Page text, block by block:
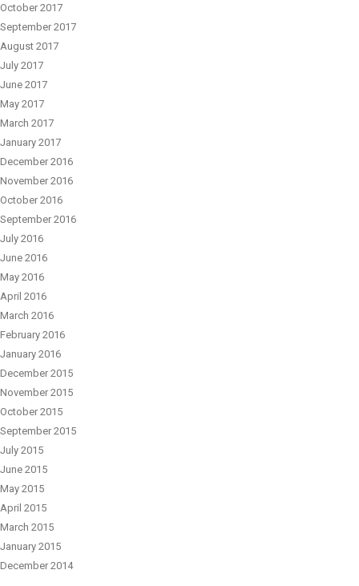
October 2017
September 2017
August 2017
July 2017
June 2017
May 2017
March 2017
January 2017
December 2016
November 2016
October 2016
September 2016
July 2016
June 2016
May 2016
April 2016
March 2016
February 2016
January 2016
December 2015
November 2015
October 2015
September 2015
July 2015
June 2015
May 2015
April 2015
March 2015
January 2015
December 2014